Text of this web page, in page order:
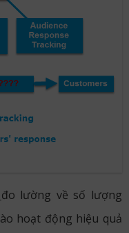
đo lường về số lượng
hoạt động hiệu quả